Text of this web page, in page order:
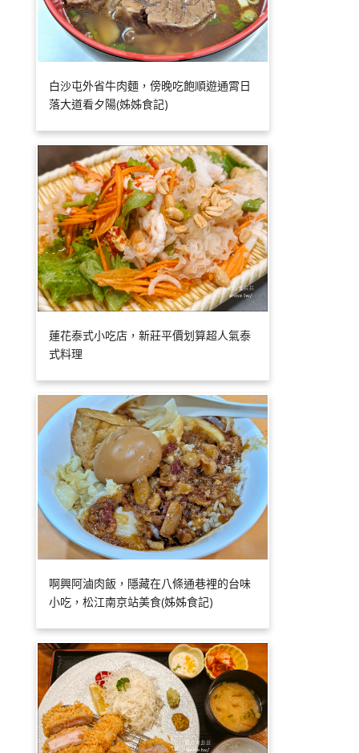
白沙屯外省牛肉麵，傍晚吃飽順遊通霄日
落大道看夕陽(姊姊食記)
蓮花泰式小吃店，新莊平價划算超人氣泰
式料理
啊興阿滷肉飯，隱藏在八條通巷裡的台味
小吃，松江南京站美食(姊姊食記)